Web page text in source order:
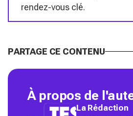
rendez-vous clé.
PARTAGE CE CONTENU
À propos de
La Rédaction